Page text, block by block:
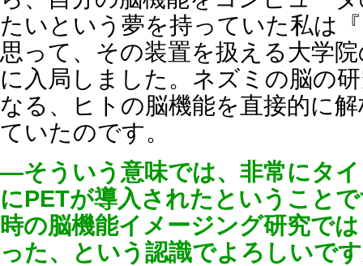
たいという夢を持っていた私は
思って、その装置を扱える大学
に入局しました。ネズミの脳の
なる、ヒトの脳機能を直接的に
ていたのです。
―そういう意味では、非常にタ
にPETが導入されたということ
時の脳機能イメージング研究で
った、という認識でよろしいで